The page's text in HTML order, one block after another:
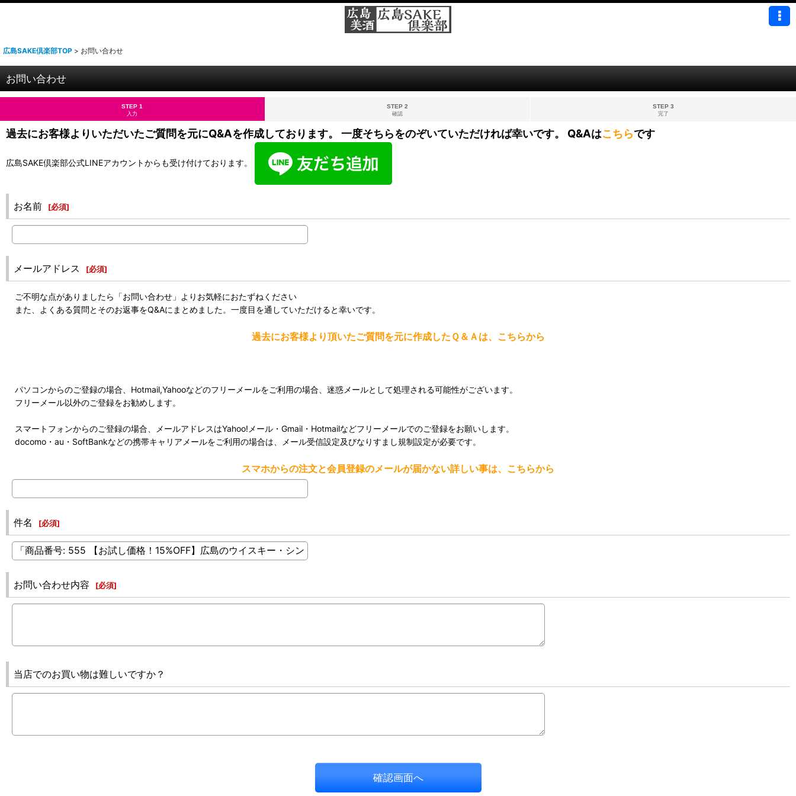
広島SAKE倶楽部TOP > お問い合わせ
お問い合わせ
STEP 1
入力
STEP 2
確認
STEP 3
完了
過去にお客様よりいただいたご質問を元にQ&Aを作成しております。 一度そちらをのぞいていただければ幸いです。 Q&Aはこちらです
広島SAKE倶楽部公式LINEアカウントからも受け付けております。
お名前 [必須]
メールアドレス [必須]
ご不明な点がありましたら「お問い合わせ」よりお気軽におたずねください
また、よくある質問とそのお返事をQ&Aにまとめました。一度目を通していただけると幸いです。
過去にお客様より頂いたご質問を元に作成したＱ＆Ａは、こちらから
パソコンからのご登録の場合、Hotmail,Yahooなどのフリーメールをご利用の場合、迷惑メールとして処理される可能性がございます。
フリーメール以外のご登録をお勧めします。
スマートフォンからのご登録の場合、メールアドレスはYahoo!メール・Gmail・Hotmailなどフリーメールでのご登録をお願いします。
docomo・au・SoftBankなどの携帯キャリアメールをご利用の場合は、メール受信設定及びなりすまし規制設定が必要です。
スマホからの注文と会員登録のメールが届かない詳しい事は、こちらから
件名 [必須]
お問い合わせ内容 [必須]
当店でのお買い物は難しいですか？
確認画面へ